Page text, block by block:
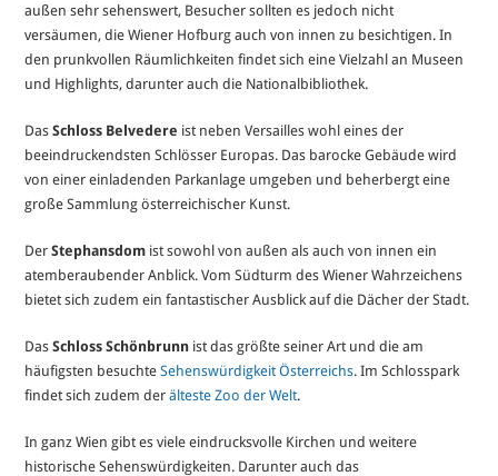
außen sehr sehenswert, Besucher sollten es jedoch nicht
versäumen, die Wiener Hofburg auch von innen zu besichtigen. In
den prunkvollen Räumlichkeiten findet sich eine Vielzahl an Museen
und Highlights, darunter auch die Nationalbibliothek.
DasSchloss Belvedere ist neben Versailles wohl eines der
beeindruckendsten Schlösser Europas. Das barocke Gebäude wird
von einer einladenden Parkanlage umgeben und beherbergt eine
große Sammlung österreichischer Kunst.
DerStephansdom ist sowohl von außen als auch von innen ein
atemberaubender Anblick. Vom Südturm des Wiener Wahrzeichens
bietet sich zudem ein fantastischer Ausblick auf die Dächer der Stadt.
DasSchloss Schönbrunn ist das größte seiner Art und die am
häufigsten besuchteSehenswürdigkeit Österreichs. Im Schlosspark
findet sich zudem derälteste Zoo der Welt.
In ganz Wien gibt es viele eindrucksvolle Kirchen und weitere
historische Sehenswürdigkeiten. Darunter auch das